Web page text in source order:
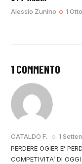
Alessio Zunino 1
1 COMMENTO
CATALDO F.
1
PERDERE OGIER E’
COMPETIVITA’ DI